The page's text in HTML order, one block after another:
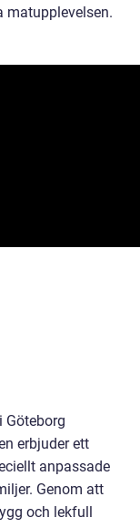
matupplevelsen.
Göteborg
erbjuder ett
anpassade
Genom att
och lekfull